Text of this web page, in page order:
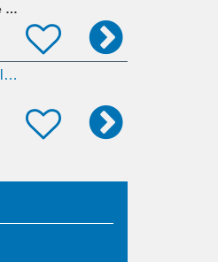
Gemeinschaftspraxis der Fachärzte für Radiologie Nikolov und Böttger GbR
Medizinischer Technologe für Laboratoriumsanalytik (MTL / MTLA / MTA) (m/w/d) in Elsterwerda